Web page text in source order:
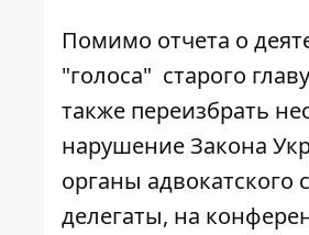
Помимо отчета о
"голоса" старого
также переизбрать
нарушение Закона
органы
делегаты, на